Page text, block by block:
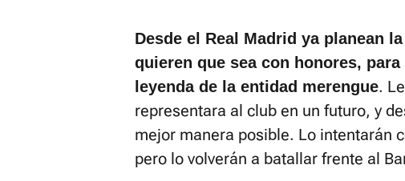
Desde el Real Madrid ya planean
quieren que sea con honores,
leyenda de la entidad merengue.
representara al club en un futuro, y
mejor manera posible. Lo intentarán
pero lo volverán a batallar frente al